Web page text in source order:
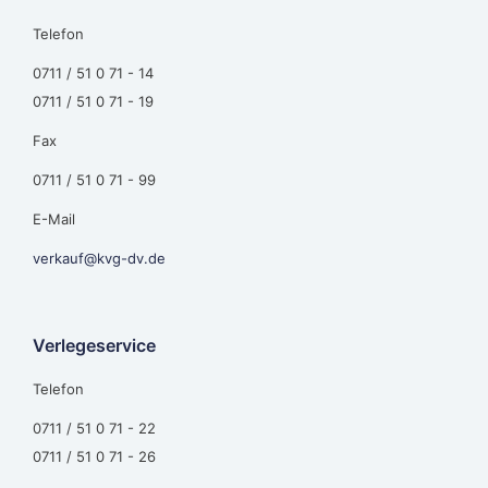
Telefon
0711 / 51 0 71 - 14
0711 / 51 0 71 - 19
Fax
0711 / 51 0 71 - 99
E-Mail
verkauf@kvg-dv.de
Verlegeservice
Telefon
0711 / 51 0 71 - 22
0711 / 51 0 71 - 26